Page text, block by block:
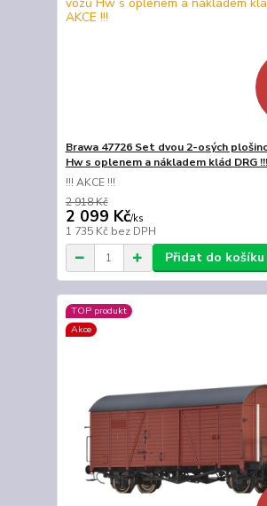
Brawa 47726 Set dvou 2-osých
Hw s oplenem a nákladem klád DRG !!!
!!! AKCE !!!
2 918 Kč
2 099 Kč/ks
1 735 Kč bez DPH
Přidat do košíku
TOP produkt
Akce